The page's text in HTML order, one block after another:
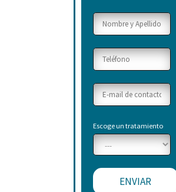
Escoge un tratamiento